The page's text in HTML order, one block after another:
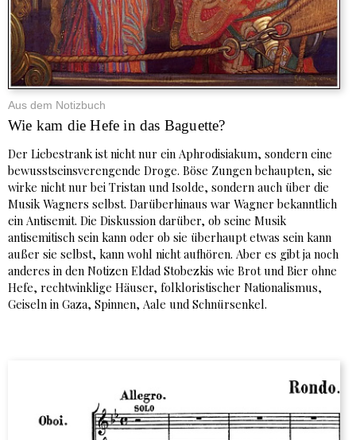
Aus dem Notizbuch
Wie kam die Hefe in das Baguette?
Der Liebestrank ist nicht nur ein Aphrodisiakum, sondern eine
bewusstseinsverengende Droge. Böse Zungen behaupten, sie
wirke nicht nur bei Tristan und Isolde, sondern auch über die
Musik Wagners selbst. Darüberhinaus war Wagner bekanntlich
ein Antisemit. Die Diskussion darüber, ob seine Musik
antisemitisch sein kann oder ob sie überhaupt etwas sein kann
außer sie selbst, kann wohl nicht aufhören. Aber es gibt ja noch
anderes in den Notizen Eldad Stobezkis wie Brot und Bier ohne
Hefe, rechtwinklige Häuser, folkloristischer Nationalismus,
Geiseln in Gaza, Spinnen, Aale und Schnürsenkel.